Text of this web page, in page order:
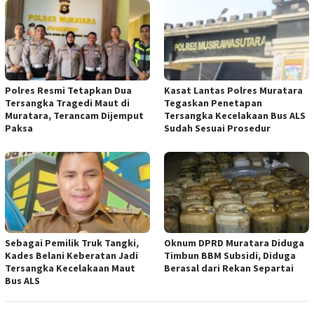
Polres Resmi Tetapkan Dua
Tersangka Tragedi Maut di
Muratara, Terancam Dijemput
Paksa
Kasat Lantas Polres Muratara
Tegaskan Penetapan
Tersangka Kecelakaan Bus ALS
Sudah Sesuai Prosedur
Sebagai Pemilik Truk Tangki,
Kades Belani Keberatan Jadi
Tersangka Kecelakaan Maut
Bus ALS
Oknum DPRD Muratara Diduga
Timbun BBM Subsidi, Diduga
Berasal dari Rekan Separtai